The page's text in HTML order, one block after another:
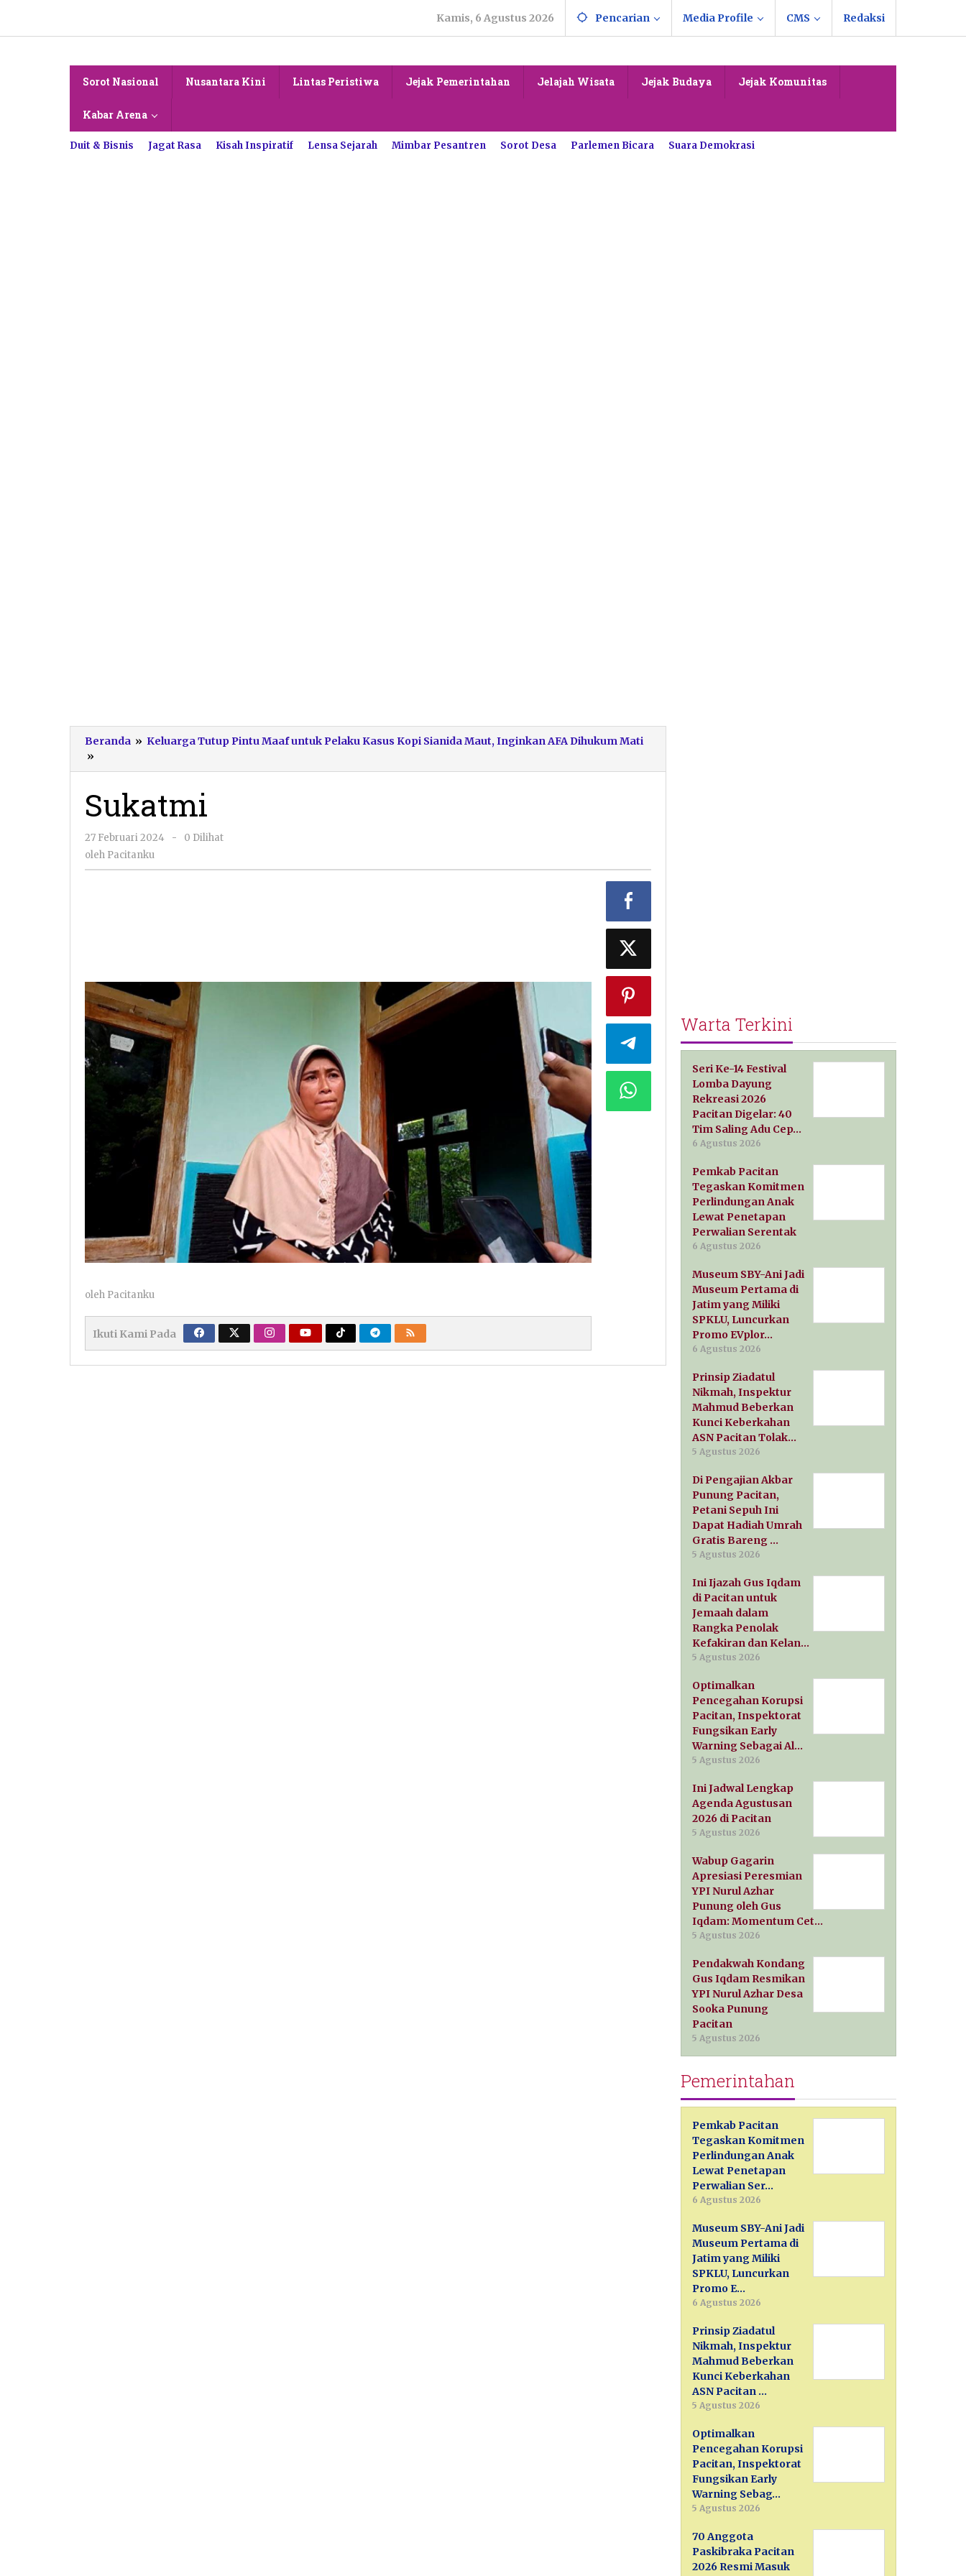
konten
Kamis, 6 Agustus 2026 Pencarian Media Profile CMS Redaksi
Sorot Nasional Nusantara Kini Lintas Peristiwa Jejak Pemerintahan Jelajah Wisata Jejak Budaya Jejak Komunitas
Kabar Arena
Duit & Bisnis Jagat Rasa Kisah Inspiratif Lensa Sejarah Mimbar Pesantren Sorot Desa Parlemen Bicara Suara Demokrasi
Beranda » Keluarga Tutup Pintu Maaf untuk Pelaku Kasus Kopi Sianida Maut, Inginkan AFA Dihukum Mati
»
Sukatmi
27 Februari 2024
oleh
-
0 Dilihat
oleh Pacitanku
oleh Pacitanku
Ikuti Kami Pada
Warta Terkini
Seri Ke-14 Festival
Lomba Dayung
Rekreasi 2026
Pacitan Digelar: 40
Tim Saling Adu Cep…
6 Agustus 2026
Pemkab Pacitan
Tegaskan Komitmen
Perlindungan Anak
Lewat Penetapan
Perwalian Serentak
6 Agustus 2026
Museum SBY-Ani Jadi
Museum Pertama di
Jatim yang Miliki
SPKLU, Luncurkan
Promo EVplor…
6 Agustus 2026
Prinsip Ziadatul
Nikmah, Inspektur
Mahmud Beberkan
Kunci Keberkahan
ASN Pacitan Tolak…
5 Agustus 2026
Di Pengajian Akbar
Punung Pacitan,
Petani Sepuh Ini
Dapat Hadiah Umrah
Gratis Bareng …
5 Agustus 2026
Ini Ijazah Gus Iqdam
di Pacitan untuk
Jemaah dalam
Rangka Penolak
Kefakiran dan Kelan…
5 Agustus 2026
Optimalkan
Pencegahan Korupsi
Pacitan, Inspektorat
Fungsikan Early
Warning Sebagai Al…
5 Agustus 2026
Ini Jadwal Lengkap
Agenda Agustusan
2026 di Pacitan
5 Agustus 2026
Wabup Gagarin
Apresiasi Peresmian
YPI Nurul Azhar
Punung oleh Gus
Iqdam: Momentum Cet…
5 Agustus 2026
Pendakwah Kondang
Gus Iqdam Resmikan
YPI Nurul Azhar Desa
Sooka Punung
Pacitan
5 Agustus 2026
Pemerintahan
Pemkab Pacitan
Tegaskan Komitmen
Perlindungan Anak
Lewat Penetapan
Perwalian Ser…
6 Agustus 2026
Museum SBY-Ani Jadi
Museum Pertama di
Jatim yang Miliki
SPKLU, Luncurkan
Promo E…
6 Agustus 2026
Prinsip Ziadatul
Nikmah, Inspektur
Mahmud Beberkan
Kunci Keberkahan
ASN Pacitan …
5 Agustus 2026
Optimalkan
Pencegahan Korupsi
Pacitan, Inspektorat
Fungsikan Early
Warning Sebag…
5 Agustus 2026
70 Anggota
Paskibraka Pacitan
2026 Resmi Masuk